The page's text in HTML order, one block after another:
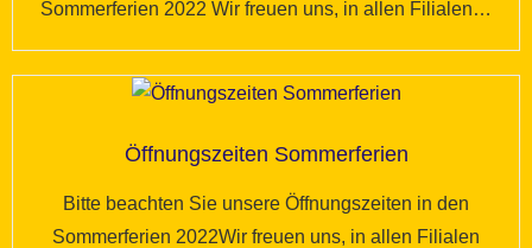
Sommerferien 2022 Wir freuen uns, in allen Filialen…
Öffnungszeiten Sommerferien
Bitte beachten Sie unsere Öffnungszeiten in den
Sommerferien 2022Wir freuen uns, in allen Filialen